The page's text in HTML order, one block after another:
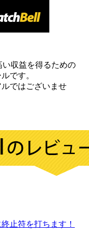
収益を得るための
です。
ではございませ
止符を打ちます！